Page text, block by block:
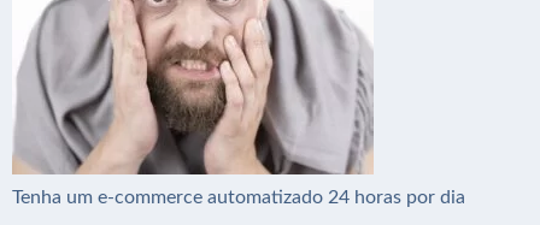
Tenha um e-commerce automatizado 24 horas por dia